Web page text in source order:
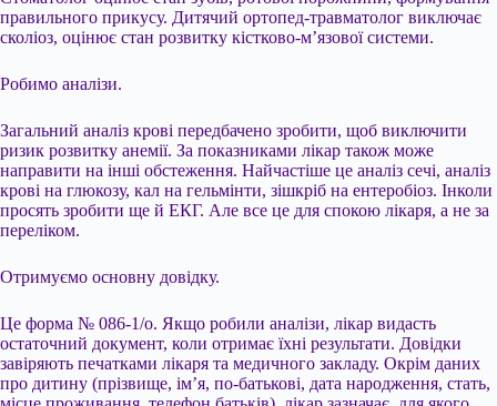
правильного прикусу. Дитячий ортопед-травматолог виключає
сколіоз, оцінює стан розвитку кістково-м’язової системи.
Робимо аналізи.
Загальний аналіз крові передбачено зробити, щоб виключити
ризик розвитку анемії. За показниками лікар також може
направити на інші обстеження. Найчастіше це аналіз сечі, аналіз
крові на глюкозу, кал на гельмінти, зішкріб на ентеробіоз. Інколи
просять зробити ще й ЕКГ. Але все це для спокою лікаря, а не за
переліком.
Отримуємо основну довідку.
Це форма № 086-1/о. Якщо робили аналізи, лікар видасть
остаточний документ, коли отримає їхні результати. Довідки
завіряють печатками лікаря та медичного закладу. Окрім даних
про дитину (прізвище, ім’я, по-батькові, дата народження, стать,